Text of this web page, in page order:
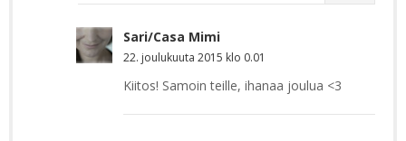
Sari/Casa Mimi
22. joulukuuta 2015 klo 0.01
Kiitos! Samoin teille, ihanaa joulua <3